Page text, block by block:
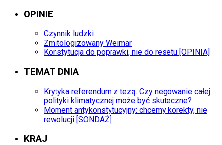
OPINIE
Czynnik ludzki
Zmitologizowany Weimar
Konstytucja do poprawki, nie do resetu [OPINIA]
TEMAT DNIA
Krytyka referendum z tezą. Czy negowanie całej
polityki klimatycznej może być skuteczne?
Moment antykonstytucyjny: chcemy korekty, nie
rewolucji [SONDAŻ]
KRAJ